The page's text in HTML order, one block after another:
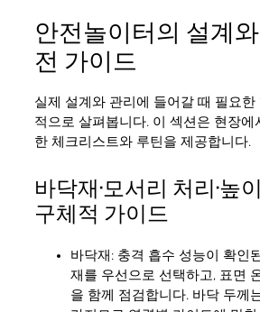
안전놀이터의 설계
전 가이드
실제 설계와 관리에 들어갈 때 필요한
적으로 살펴봅니다. 이 섹션은 현장에
한 체크리스트와 루틴을 제공합니다.
바닥재·모서리 처리·높
구체적 가이드
바닥재: 충격 흡수 성능이 확인
재를 우선으로 선택하고, 표면
을 함께 점검합니다. 바닥 두께